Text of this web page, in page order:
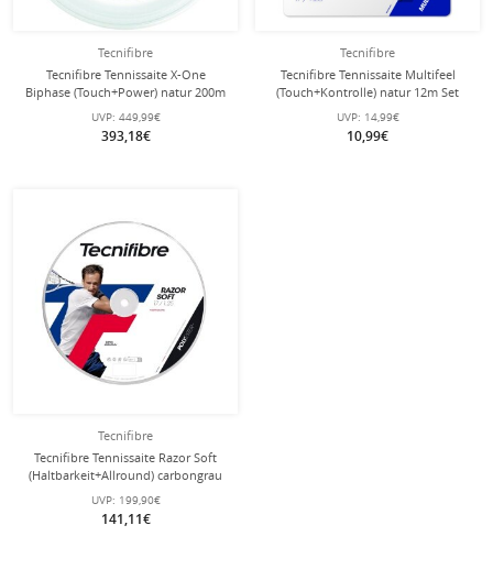
Tecnifibre
Tecnifibre Tennissaite X-One
Biphase (Touch+Power) natur 200m
Rolle
UVP: 449,99€
393,18€
Tecnifibre
Tecnifibre Tennissaite Multifeel
(Touch+Kontrolle) natur 12m Set
UVP: 14,99€
10,99€
Tecnifibre
Tecnifibre Tennissaite Razor Soft
(Haltbarkeit+Allround) carbongrau
200m Rolle
UVP: 199,90€
141,11€